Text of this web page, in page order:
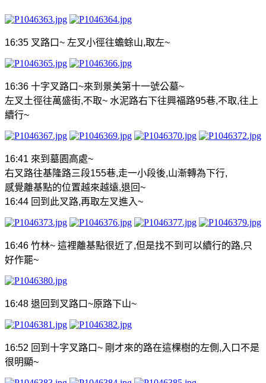
16:35 叉路口~ 左叉小徑往蟾蜍山,取左~
16:36 十字叉路口~來到景美第十一號公墓~
左叉土徑往萬盛街,不取~ 水泥路右下往興福路95巷,不取,往上
續行~
16:41 來到墓園高處~
右叉路往基隆路三段155巷,走一小段後,山漸轉為下行,
感覺離基點的位置越來越遠,退回~
16:44 回到此叉路,再取左叉進入~
16:46 竹林~ 這裡離基點很近了,但是找不到可以續行的路,只
好作罷~
16:48 退回到叉路口~原路下山~
16:52 回到十字叉路口~ 剛才來的路在這棵樹的左側 , 入口不是
很明顯~